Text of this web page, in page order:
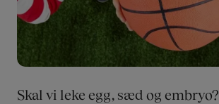
Skal vi leke egg, sæd og embryo?